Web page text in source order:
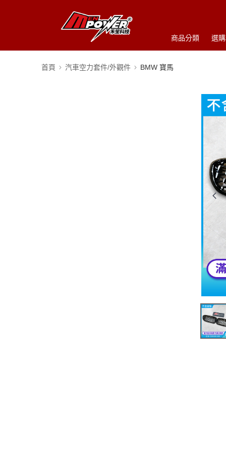
商品分類 選
首頁 汽車空力套件/外觀件 BMW 寶馬